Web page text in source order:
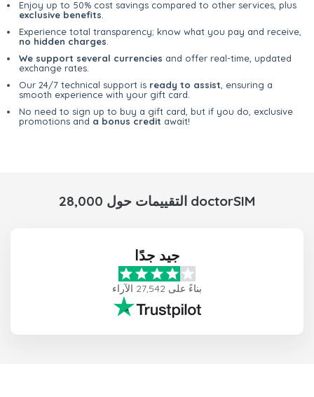
Enjoy up to 50% cost savings compared to other services, plus
exclusive benefits
Experience total transparency; know what you pay and receive,
no hidden charges
We support several currencies and offer real-time, updated
exchange rates.
Our 24/7 technical support is ready to assist , ensuring a
smooth experience with your gift card.
No need to sign up to buy a gift card, but if you do, exclusive
promotions and a bonus credit await!
28,000 التقييمات حول doctorSIM
جيد جدًا
بناءً على 27,542 الآراء